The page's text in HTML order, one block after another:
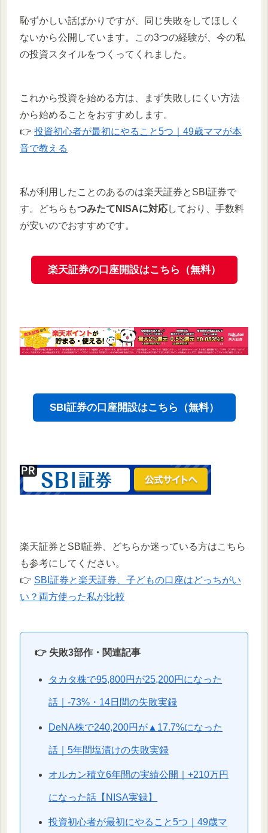
恥ずかしい話ばかりですが、同じ失敗をしてほしく
ないから公開しています。この3つの経験が、今の私
の投資スタイルをつくってくれました。
これから投資を始める方は、まず失敗しにくい方法
から始めることをおすすめします。
👉 投資初心者が最初にやること5つ｜49歳ママが本
音で教える
私が利用したことのあるのは楽天証券とSBI証券で
す。どちらもつみたてNISAに対応しており、手数料
が安いのでおすすめです。
楽天証券の口座開設はこちら（無料）
SBI証券の口座開設はこちら（無料）
楽天証券とSBI証券、どちらか迷っている方はこちら
も参考にしてください。
👉 SBI証券と楽天証券、子どもの口座はどっちがい
い？両方使った私が比較
👉 失敗3部作・関連記事
タカタ株で95,800円が25,200円になった
話｜-73%・14日間の失敗実録
DeNA株で240,200円が▲17.7%になった
話｜5年間塩漬けの失敗実録
オルカン積立6年間の実績公開｜+210万円
になった話【NISA実録】
投資初心者が最初にやること5つ｜49歳マ